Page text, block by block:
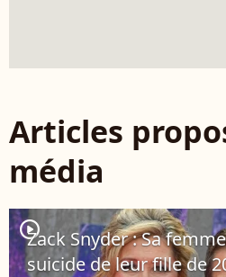
Articles
média
player2Zack Snyder : Sa
suicide de leur fille de